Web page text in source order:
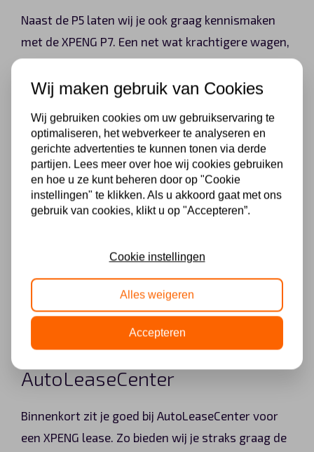
Naast de P5 laten wij je ook graag kennismaken
met de XPENG P7. Een net wat krachtigere wagen,
voor zowel zakelijke als particuliere bestuurders:
De XPENG P7 is net iets groter en krachtiger, in
vergelijking met de P5. Deze elektrische sedan
beschikt namelijk over een lengte van 4,88
meter.
De XPENG P7 is ook volledig elektrisch. Met
een 80 kWh accu beschik je over een WLTP-
range van maar liefst 530 kilometer. Een
Hoewel er nog niet veel bekend is over het
vast vertellen dat deze wagen in staat is om
van 0 naar 100 kilometer te gaan in slechts 4,5
XPENG lease van
AutoLeaseCenter
Binnenkort zit je goed bij AutoLeaseCenter voor
een XPENG lease. Zo bieden wij je straks graag de
Wij maken gebruik van Cookies
Wij gebruiken cookies om uw gebruikservaring te
optimaliseren, het webverkeer te analyseren en
gerichte advertenties te kunnen tonen via derde
partijen. Lees meer over hoe wij cookies gebruiken
en hoe u ze kunt beheren door op "Cookie
instellingen" te klikken. Als u akkoord gaat met ons
gebruik van cookies, klikt u op "Accepteren”.
Cookie instellingen
Alles weigeren
Accepteren